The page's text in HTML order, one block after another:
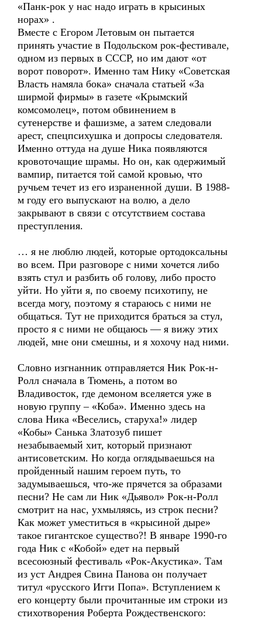
«Панк-рок у нас надо играть в крысиных
норах» .
Вместе с Егором Летовым он пытается
принять участие в Подольском рок-фестивале,
одном из первых в СССР, но им дают «от
ворот поворот». Именно там Нику «Советская
Власть намяла бока» сначала статьей «За
ширмой фирмы» в газете «Крымский
комсомолец», потом обвинением в
сутенерстве и фашизме, а затем следовали
арест, спецпсихушка и допросы следователя.
Именно оттуда на душе Ника появляются
кровоточащие шрамы. Но он, как одержимый
вампир, питается той самой кровью, что
ручьем течет из его израненной души. В 1988-
м году его выпускают на волю, а дело
закрывают в связи с отсутствием состава
преступления.
… я не люблю людей, которые ортодоксальны
во всем. При разговоре с ними хочется либо
взять стул и разбить об голову, либо просто
уйти. Но уйти я, по своему психотипу, не
всегда могу, поэтому я стараюсь с ними не
общаться. Тут не приходится браться за стул,
просто я с ними не общаюсь — я вижу этих
людей, мне они смешны, и я хохочу над ними.
Словно изгнанник отправляется Ник Рок-н-
Ролл сначала в Тюмень, а потом во
Владивосток, где демоном вселяется уже в
новую группу – «Коба». Именно здесь на
слова Ника «Веселись, старуха!» лидер
«Кобы» Санька Златозуб пишет
незабываемый хит, который признают
антисоветским. Но когда оглядываешься на
пройденный нашим героем путь, то
задумываешься, что-же прячется за образами
песни? Не сам ли Ник «Дьявол» Рок-н-Ролл
смотрит на нас, ухмыляясь, из строк песни?
Как может уместиться в «крысиной дыре»
такое гигантское существо?! В январе 1990-го
года Ник с «Кобой» едет на первый
всесоюзный фестиваль «Рок-Акустика». Там
из уст Андрея Свина Панова он получает
титул «русского Игги Попа». Вступлением к
его концерту были прочитанные им строки из
стихотворения Роберта Рождественского: